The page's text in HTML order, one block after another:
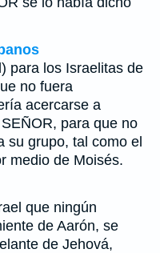
para los Israelitas de
no fuera
acercarse a
para que no
su grupo, tal como el
medio de Moisés.
que ningún
de Aarón, se
de Jehová,